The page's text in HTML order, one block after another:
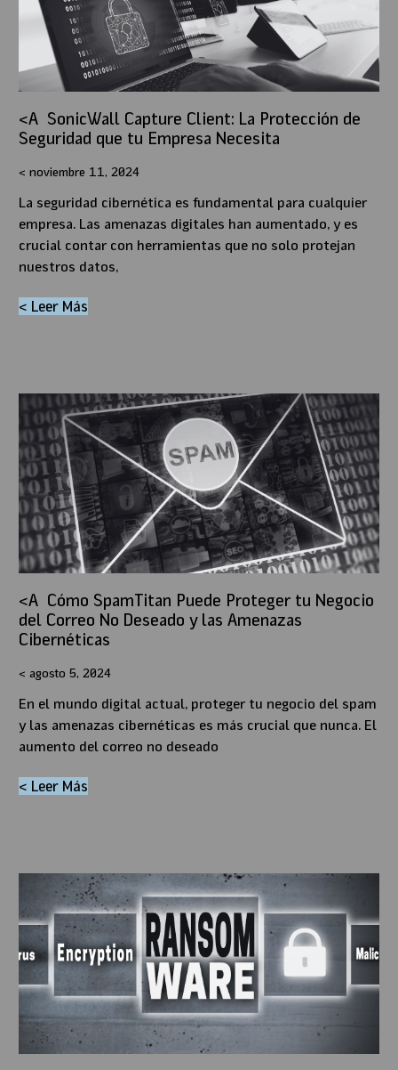
SonicWall Capture Client: La Protección de
Seguridad que tu Empresa Necesita
noviembre 11, 2024
La seguridad cibernética es fundamental para cualquier
empresa. Las amenazas digitales han aumentado, y es
crucial contar con herramientas que no solo protejan
nuestros datos,
< Leer Más
Cómo SpamTitan Puede Proteger tu Negocio
del Correo No Deseado y las Amenazas
Cibernéticas
agosto 5, 2024
En el mundo digital actual, proteger tu negocio del spam
y las amenazas cibernéticas es más crucial que nunca. El
aumento del correo no deseado
< Leer Más